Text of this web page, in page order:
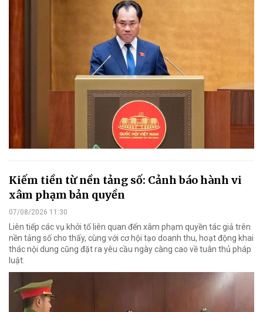
Kiếm tiền từ nền tảng số: Cảnh báo hành vi
xâm phạm bản quyền
07/08/2026 11:30
Liên tiếp các vụ khởi tố liên quan đến xâm phạm quyền tác giả trên
nền tảng số cho thấy, cùng với cơ hội tạo doanh thu, hoạt động khai
thác nội dung cũng đặt ra yêu cầu ngày càng cao về tuân thủ pháp
luật.